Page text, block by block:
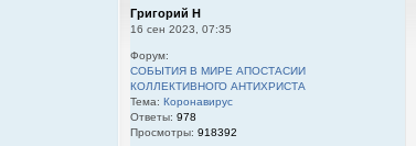
Григорий Н
16 сен 2023, 07:35
Форум:
СОБЫТИЯ В МИРЕ АПОСТАСИИ
КОЛЛЕКТИВНОГО АНТИХРИСТА
Тема: Коронавирус
Ответы: 978
Просмотры: 918392